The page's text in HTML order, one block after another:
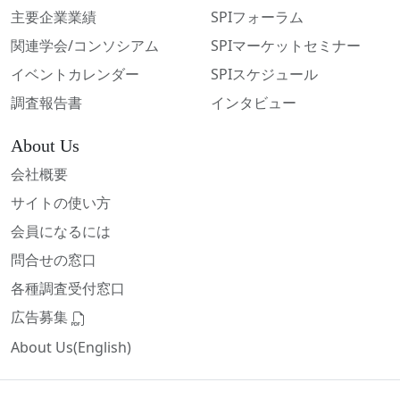
主要企業業績
関連学会/コンソシアム
イベントカレンダー
調査報告書
SPIフォーラム
SPIマーケットセミナー
SPIスケジュール
インタビュー
About Us
会社概要
サイトの使い方
会員になるには
問合せの窓口
各種調査受付窓口
広告募集
About Us(English)